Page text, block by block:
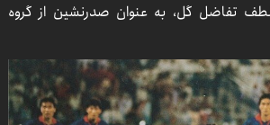
تفاضل گل، به عنوان صدرنشین از گروه